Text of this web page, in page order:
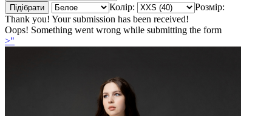
Колір:
Розмір:
Thank you! Your submission has been received!
Oops! Something went wrong while submitting the form
>"